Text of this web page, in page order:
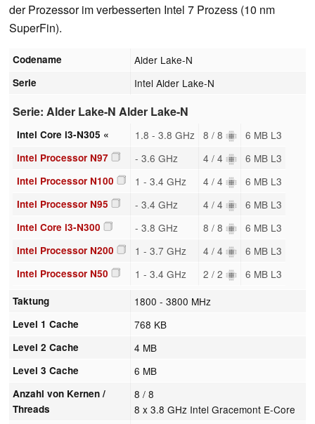
der Prozessor im verbesserten Intel 7 Prozess (10 nm
SuperFin).
Codename Alder Lake-N
Serie Intel Alder Lake-N
Serie: Alder Lake-N Alder Lake-N
Intel Core i3-N305 « 1.8 - 3.8 GHz 8 / 8 6 MB L3
Intel Processor N97 - 3.6 GHz 4 / 4 6 MB L3
Intel Processor N100 1 - 3.4 GHz 4 / 4 6 MB L3
Intel Processor N95 - 3.4 GHz 4 / 4 6 MB L3
Intel Core i3-N300 - 3.8 GHz 8 / 8 6 MB L3
Intel Processor N200 1 - 3.7 GHz 4 / 4 6 MB L3
Intel Processor N50 1 - 3.4 GHz 2 / 2 6 MB L3
Taktung 1800 - 3800 MHz
Level 1 Cache 768 KB
Level 2 Cache 4 MB
Level 3 Cache 6 MB
Anzahl von Kernen /
Threads
8 / 8
8 x 3.8 GHz Intel Gracemont E-Core